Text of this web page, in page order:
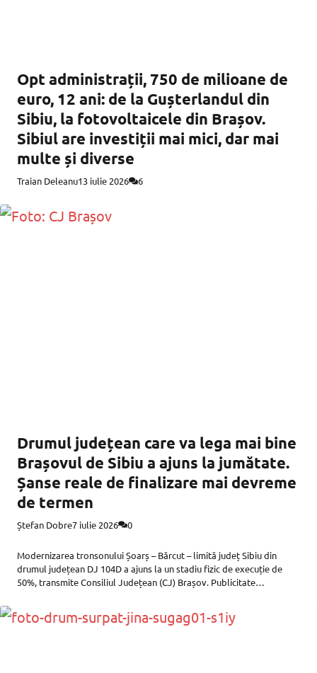
Opt administrații, 750 de milioane de
euro, 12 ani: de la Gușterlandul din
Sibiu, la fotovoltaicele din Brașov.
Sibiul are investiții mai mici, dar mai
multe și diverse
Traian Deleanu13 iulie 2026 6
Drumul județean care va lega mai bine
Brașovul de Sibiu a ajuns la jumătate.
Șanse reale de finalizare mai devreme
de termen
Ștefan Dobre7 iulie 2026 0
Modernizarea tronsonului Șoarș – Bărcut – limită județ Sibiu din
drumul județean DJ 104D a ajuns la un stadiu fizic de execuție de
50%, transmite Consiliul Județean (CJ) Brașov. Publicitate